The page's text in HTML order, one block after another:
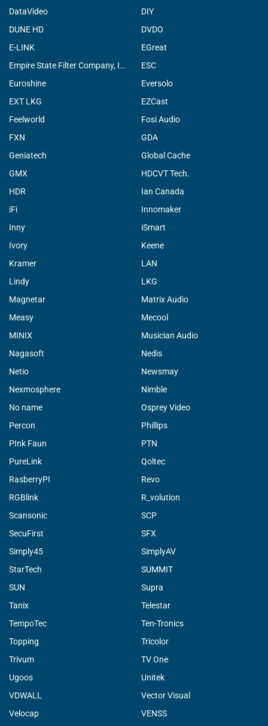
DataVideo
DIY
DUNE HD
DVDO
E-LINK
EGreat
Empire State Filter Company, INC.
ESC
Euroshine
Eversolo
EXT LKG
EZCast
Feelworld
Fosi Audio
FXN
GDA
Geniatech
Global Cache
GMX
HDCVT Tech.
HDR
Ian Canada
iFi
Innomaker
Inny
iSmart
Ivory
Keene
Kramer
LAN
Lindy
LKG
Magnetar
Matrix Audio
Measy
Mecool
MINIX
Musician Audio
Nagasoft
Nedis
Netio
Newsmay
Nexmosphere
Nimble
No name
Osprey Video
Percon
Phillips
PInk Faun
PTN
PureLink
Qoltec
RasberryPI
Revo
RGBlink
R_volution
Scansonic
SCP
SecuFirst
SFX
Simply45
SimplyAV
StarTech
SUMMIT
SUN
Supra
Tanix
Telestar
TempoTec
Ten-Tronics
Topping
Tricolor
Trivum
TV One
Ugoos
Unitek
VDWALL
Vector Visual
Velocap
VENSS